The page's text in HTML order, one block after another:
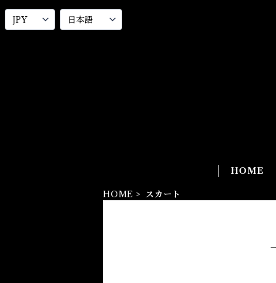
HOME
HOME スカート